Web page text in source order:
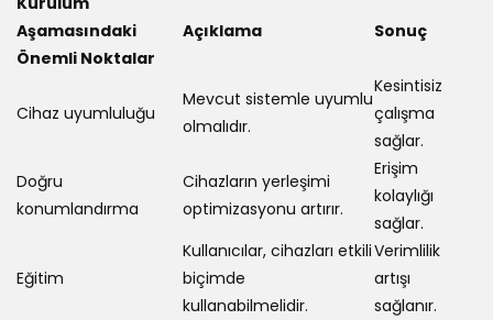
Aşamasındaki
Önemli Noktalar
Açıklama Sonuç
Cihaz uyumluluğu
Mevcut sistemle uyumlu
olmalıdır.
Kesintisiz
çalışma
sağlar.
Doğru
konumlandırma
Cihazların yerleşimi
optimizasyonu artırır.
Erişim
kolaylığı
sağlar.
Eğitim
Kullanıcılar, cihazları etkili
biçimde
kullanabilmelidir.
Verimlilik
artışı
sağlanır.